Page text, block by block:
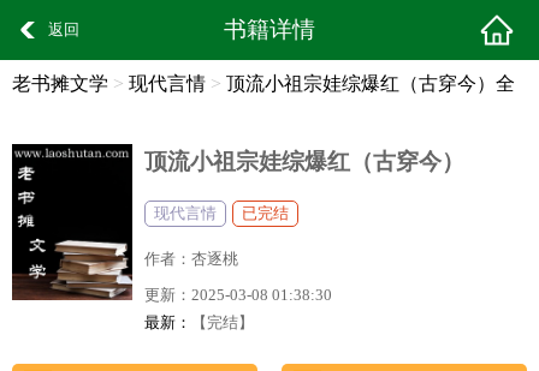
返回 书籍详情
老书摊文学 > 现代言情 > 顶流小祖宗娃综爆红（古穿今）全
顶流小祖宗娃综爆红（古穿今）
现代言情 已完结
作者： 杏逐桃
更新： 2025-03-08 01:38:30
最新：
【完结】